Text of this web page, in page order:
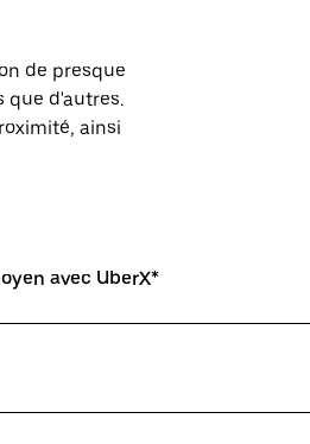
de presque
que d'autres.
ainsi
avec UberX*